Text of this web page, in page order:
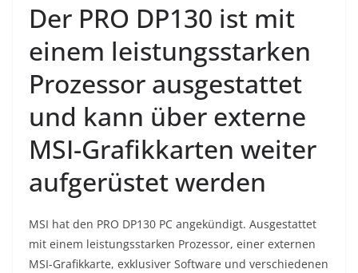
Der PRO DP130 ist mit
einem leistungsstarken
Prozessor ausgestattet
und kann über externe
MSI-Grafikkarten weiter
aufgerüstet werden
MSI hat den PRO DP130 PC angekündigt. Ausgestattet
mit einem leistungsstarken Prozessor, einer externen
MSI-Grafikkarte, exklusiver Software und verschiedenen